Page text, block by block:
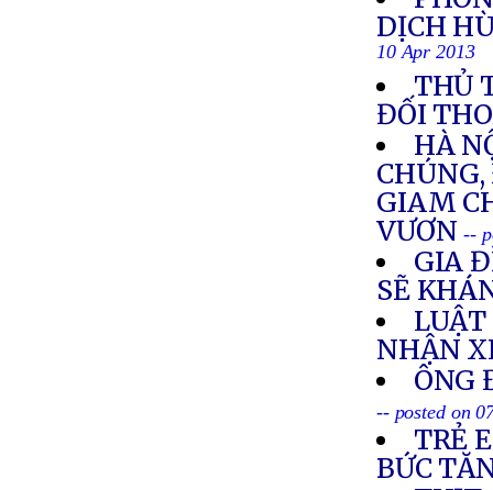
DỊCH
10 Apr 2013
THỦ
ĐỐI
HÀ
GIAM
VƯƠN --
GIA
SẼ
NHẬN
ÔNG
-- posted on
TRẺ
BỨC